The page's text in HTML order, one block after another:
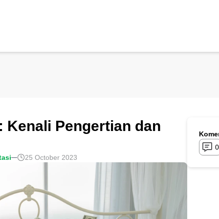
Kenali Pengertian dan
25 October 2023
0